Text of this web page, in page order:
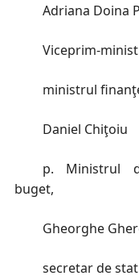
Adriana Doina
Viceprim-
ministrul
Daniel Chiţoiu
p. Ministrul
buget,
Gheorghe
secretar de stat